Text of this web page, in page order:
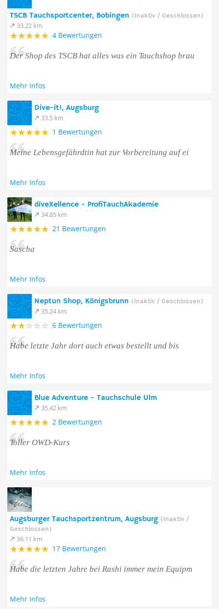
TSCB Tauchsportcenter, Bobingen (Inaktiv / Geschlossen)
33.22 km
4 Bewertungen
Der Shop des TSCB hat alles was ein Tauchshop brau
Mehr Infos
Dive-it!, Augsburg
33.5 km
1 Bewertungen
Meine Lebensgefährdtin hat zur Vorbereitung auf ei
Mehr Infos
diveXellence - ProfiTauchAkademie
34.85 km
21 Bewertungen
Sascha
Mehr Infos
Neptun Shop, Königsbrunn (Inaktiv / Geschlossen)
35.24 km
6 Bewertungen
Habe letzte Jahr dort auch etwas bestellt und bis
Mehr Infos
Blue Adventure - Tauchschule Ulm
35.42 km
2 Bewertungen
Toller OWD-Kurs
Mehr Infos
Augsburger Tauchsportzentrum, Augsburg (Inaktiv /
Geschlossen)
36.11 km
17 Bewertungen
Habe die letzten Jahre bei Rashi immer mein Equipm
Mehr Infos